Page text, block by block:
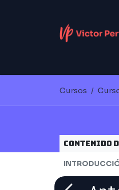
Cursos
Contenido
CRM